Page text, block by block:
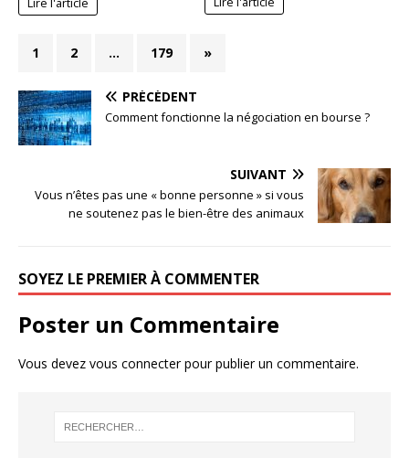
1 2 … 179 »
PRÉCÉDENT
Comment fonctionne la négociation en bourse ?
SUIVANT
Vous n’êtes pas une « bonne personne » si vous
ne soutenez pas le bien-être des animaux
SOYEZ LE PREMIER À COMMENTER
Poster un Commentaire
Vous devez vous connecterpour publier un commentaire.